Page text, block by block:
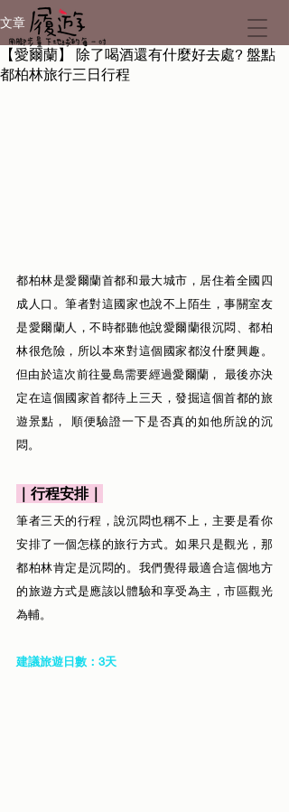
文章
【愛爾蘭】 除了喝酒還有什麼好去處? 盤點
都柏林旅行三日行程
都柏林是愛爾蘭首都和最大城市，居住着全國四
成人口。筆者對這國家也說不上陌生，事關室友
是愛爾蘭人，不時都聽他說愛爾蘭很沉悶、都柏
林很危險，所以本來對這個國家都沒什麼興趣。
但由於這次前往曼島需要經過愛爾蘭， 最後亦決
定在這個國家首都待上三天，發掘這個首都的旅
遊景點， 順便驗證一下是否真的如他所說的沉
悶。
｜行程安排｜
筆者三天的行程，說沉悶也稱不上，主要是看你
安排了一個怎樣的旅行方式。如果只是觀光，那
都柏林肯定是沉悶的。我們覺得最適合這個地方
的旅遊方式是應該以體驗和享受為主，市區觀光
為輔。
建議旅遊日數：3天